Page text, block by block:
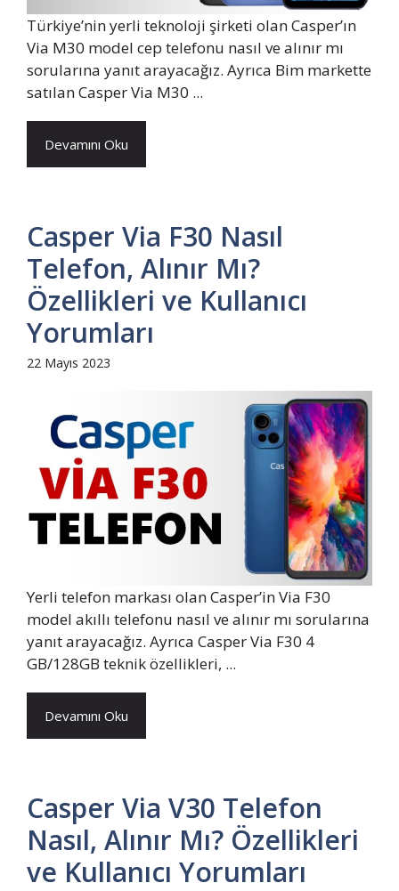
Türkiye’nin yerli teknoloji şirketi olan Casper’ın
Via M30 model cep telefonu nasıl ve alınır mı
sorularına yanıt arayacağız. Ayrıca Bim markette
satılan Casper Via M30 ...
Devamını Oku
Casper Via F30 Nasıl
Telefon, Alınır Mı?
Özellikleri ve Kullanıcı
Yorumları
22 Mayıs 2023
Yerli telefon markası olan Casper’in Via F30
model akıllı telefonu nasıl ve alınır mı sorularına
yanıt arayacağız. Ayrıca Casper Via F30 4
GB/128GB teknik özellikleri, ...
Devamını Oku
Casper Via V30 Telefon
Nasıl, Alınır Mı? Özellikleri
ve Kullanıcı Yorumları